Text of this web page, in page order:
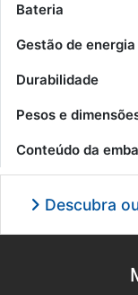
Bateria
Gestão de energia
Durabilidade
Pesos e
Conteúdo da
Descubra